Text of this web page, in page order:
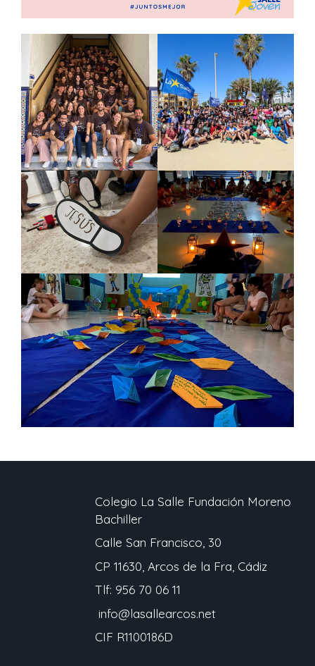
Colegio La Salle Fundación Moreno
Bachiller
Calle San Francisco, 30
CP 11630, Arcos de la Fra, Cádiz
Tlf: 956 70 06 11
info@lasallearcos.net
CIF R1100186D